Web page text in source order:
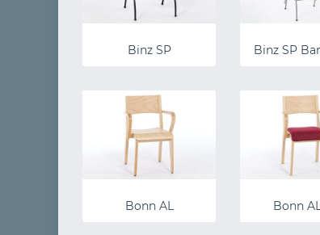
Binz SP Binz SP
Bonn AL Bonn